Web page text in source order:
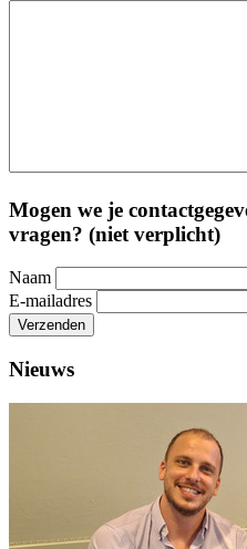
Mogen we je
vragen? (niet verplicht)
Naam
E-mailadres
Verzenden
Nieuws